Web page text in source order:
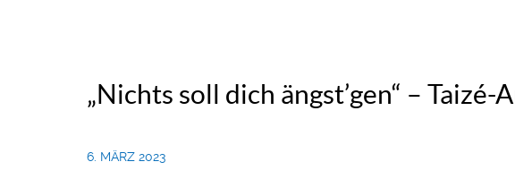
„Nichts soll dich ängst’gen“ –
6. MÄRZ 2023